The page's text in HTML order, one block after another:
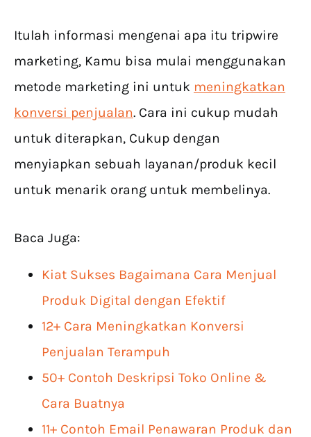
Itulah informasi mengenai apa itu tripwire
marketing, Kamu bisa mulai menggunakan
metode marketing ini untuk meningkatkan
konversi penjualan. Cara ini cukup mudah
untuk diterapkan, Cukup dengan
menyiapkan sebuah layanan/produk kecil
untuk menarik orang untuk membelinya.
Baca Juga:
Kiat Sukses Bagaimana Cara Menjual
Produk Digital dengan Efektif
12+ Cara Meningkatkan Konversi
Penjualan Terampuh
50+ Contoh Deskripsi Toko Online &
Cara Buatnya
11+ Contoh Email Penawaran Produk dan